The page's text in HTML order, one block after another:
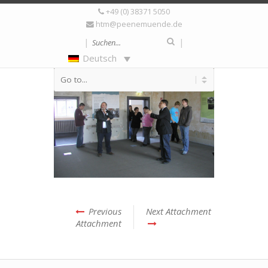
+49 (0) 38371 5050
htm@peenemuende.de
|
|
Deutsch
Previous
Attachment
Next Attachment